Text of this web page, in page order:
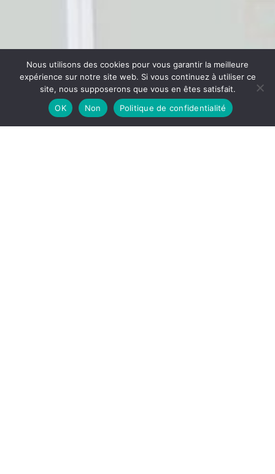
Nous utilisons des cookies pour vous garantir la meilleure
expérience sur notre site web. Si vous continuez à utiliser ce
site, nous supposerons que vous en êtes satisfait.
OK
Non Politique de confidentialité